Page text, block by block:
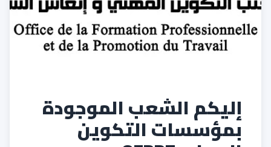
إليكم الشعب الموجودة
بمؤسسات التكوين